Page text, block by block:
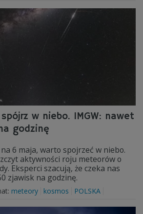
w niebo. IMGW: nawet
godzinę
na 6 maja, warto spojrzeć w niebo.
aktywności roju meteorów o
Eksperci szacują, że czeka nas
zjawisk na godzinę.
meteory kosmos POLSKA